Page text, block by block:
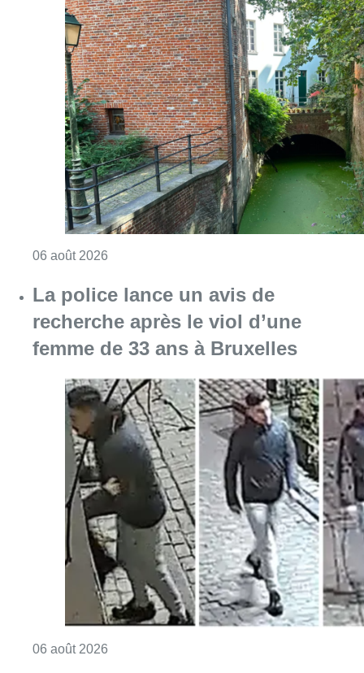
06 août 2026
La police lance un avis de
recherche après le viol d’une
femme de 33 ans à Bruxelles
06 août 2026